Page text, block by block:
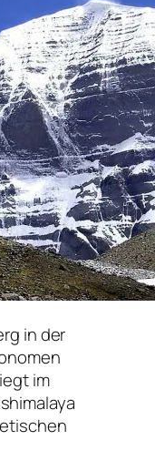
in der
im